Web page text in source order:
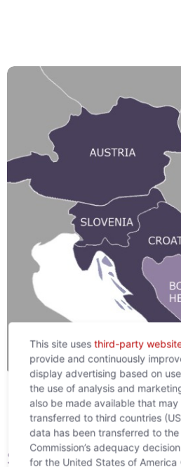
Središte za
This site uses third-party
provide and continuously
display advertising based on
the use of analysis and
also be made available that
transferred to third countries
data has been transferred to
Commission’s adequacy
for the United States of America